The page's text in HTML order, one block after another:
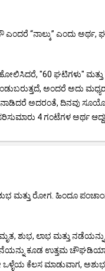
“ನಾಲ್ಕು” ಎಂದು
"60 ಘಟಿಗಳು"
ಅಂದರೆ ಅದು
ಅದರಂತೆ, ದಿನವು
4 ಗಂಟೆಗಳ ಅರ್ಥ
ರೋಗ. ಹಿಂದೂ
ಲಾಭ ಮತ್ತು
ಕೂಡ ಉತ್ತಮ
ಕೆಲಸ ಮಾಡುವಾಗ,